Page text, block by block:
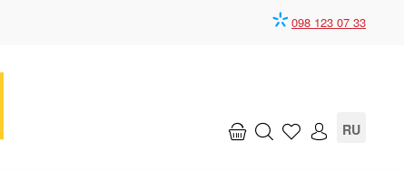
098 123 07 33
RU